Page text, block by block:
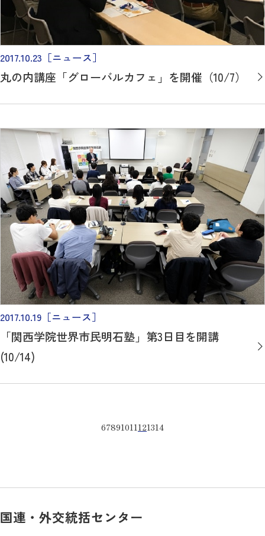
2017.10.23 ［ニュース］
丸の内講座「グローバルカフェ」を開催（10/7）
2017.10.19 ［ニュース］
「関西学院世界市民明石塾」第3日目を開講
(10/14)
67891011121314
国連・外交統括センター